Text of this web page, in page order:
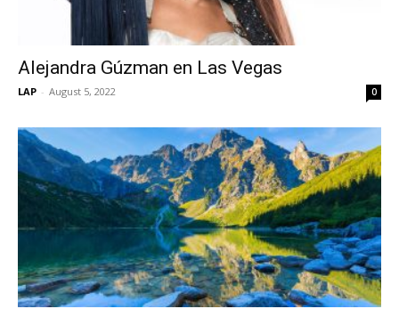
Alejandra Gúzman en Las Vegas
LAP - August 5, 2022 0